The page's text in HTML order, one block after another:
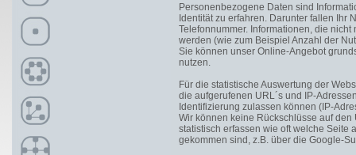
Personenbezogene Daten sind
Identität zu erfahren. Darunter fallen Ihr
Telefonnummer. Informationen, die
werden (wie zum Beispiel Anzahl der
Sie können unser Online-Angebot
nutzen.
Für die statistische Auswertung der
die aufgerufenen URL´s und IP-
Identifizierung zulassen können (IP-
Wir können keine Rückschlüsse auf
statistisch erfassen wie oft welche Seite
gekommen sind, z.B. über die Google-